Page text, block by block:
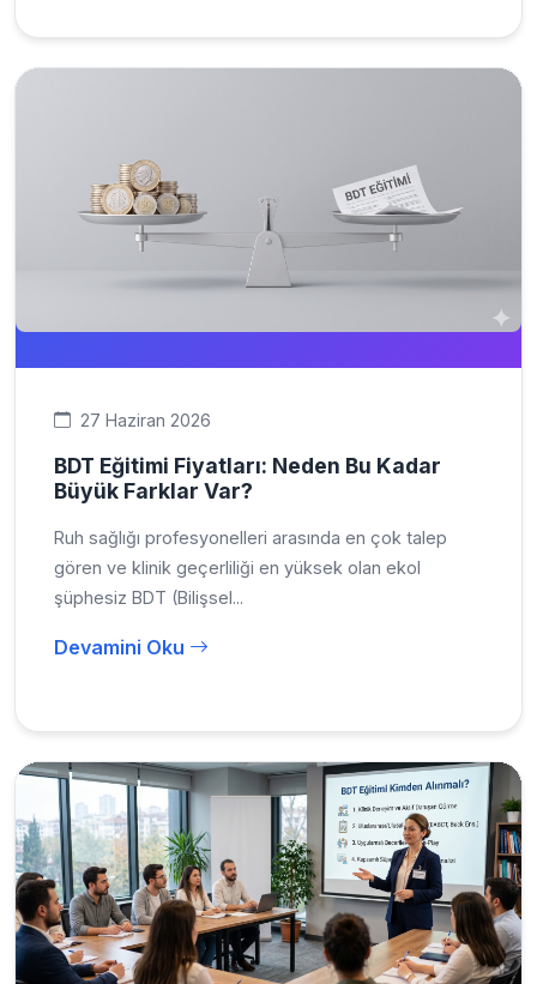
27 Haziran 2026
BDT Eğitimi Fiyatları: Neden Bu Kadar
Büyük Farklar Var?
Ruh sağlığı profesyonelleri arasında en çok talep
gören ve klinik geçerliliği en yüksek olan ekol
şüphesiz BDT (Bilişsel...
Devamini Oku